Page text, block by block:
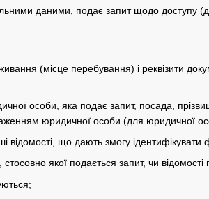
даними, подає запит щодо доступу
(місце перебування) і реквізити
особи, яка подає запит, посада,
юридичної особи (для юридичної
відомості, що дають змогу
якої подається запит, чи